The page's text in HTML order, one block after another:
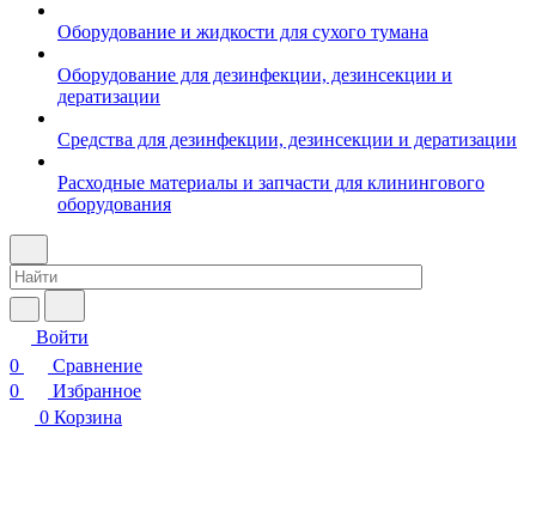
Оборудование и жидкости для сухого тумана
Оборудование для дезинфекции, дезинсекции и
дератизации
Средства для дезинфекции, дезинсекции и дератизации
Расходные материалы и запчасти для клинингового
оборудования
Войти
0
Сравнение
0
Избранное
0 Корзина